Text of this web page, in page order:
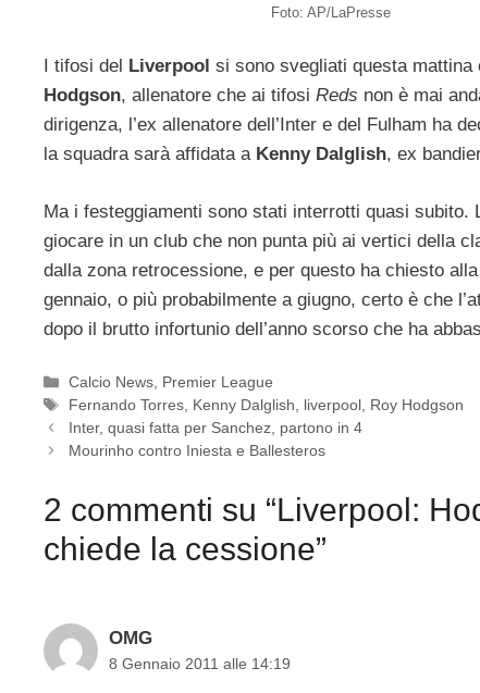
Foto: AP/LaPresse
I tifosi del Liverpool si sono svegliati questa mattina
Hodgson, allenatore che ai tifosi Reds non è mai
dirigenza, l’ex allenatore dell’Inter e del Fulham ha
la squadra sarà affidata a Kenny Dalglish, ex
Ma i festeggiamenti sono stati interrotti quasi subito.
giocare in un club che non punta più ai vertici della
dalla zona retrocessione, e per questo ha chiesto
gennaio, o più probabilmente a giugno, certo è che
dopo il brutto infortunio dell’anno scorso che ha
Categorie
Calcio News, Premier League
Tag
Fernando Torres, Kenny Dalglish, liverpool, Roy Hodgson
Inter, quasi fatta per Sanchez, partono in 4
Mourinho contro Iniesta e Ballesteros
2 commenti su “Liverpool:
chiede la cessione”
OMG
8 Gennaio 2011 alle 14:19